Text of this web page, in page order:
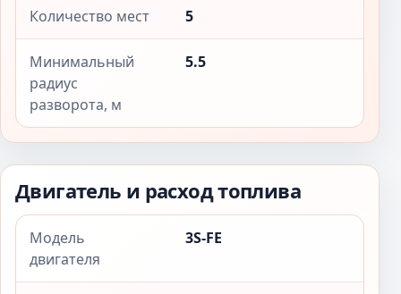
Количество мест 5
Минимальный
радиус
разворота, м
5.5
Двигатель и расход топлива
Модель
двигателя
3S-FE